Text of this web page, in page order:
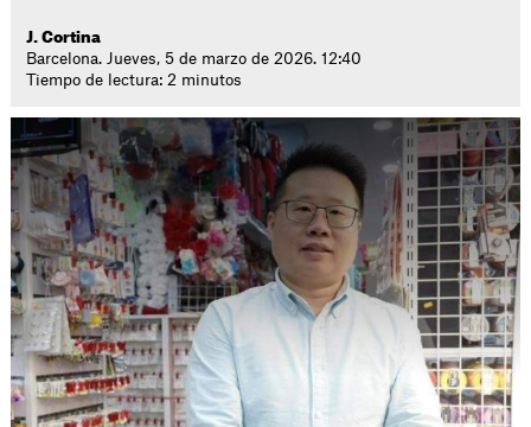
J. Cortina
Barcelona. Jueves, 5 de marzo de 2026. 12:40
Tiempo de lectura: 2 minutos